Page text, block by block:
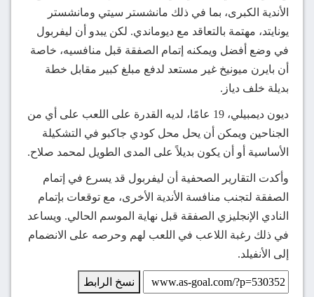
الأندية الكبرى، بما في ذلك مانشستر سيتي ومانشستر
يونايتد، مهتمة بالتعاقد مع ديوماندي. لكن يبدو أن ليفربول
في وضع أفضل ويمكنه إتمام الصفقة قبل منافسيه، خاصة
أن بايرن ميونيخ غير مستعد لدفع مبلغ كبير مقابل خطة
بديلة خلف دياز.
ديون ديمبيلي، 19 عامًا، لديه القدرة على اللعب على أي من
الجناحين ويمكن أن يحل محل كودي جاكبو في التشكيلة
الأساسية أو أن يكون بديلاً على المدى الطويل لمحمد صلاح.
وأكدت التقارير الصحفية أن ليفربول قد يسرع في إتمام
الصفقة لتجنب منافسة الأندية الأخرى، مع توقعات بإتمام
النادي الإنجليزي الصفقة قبل نهاية الموسم الحالي. ويساعد
في ذلك رغبة اللاعب في اللعب لهم وحرصه على الانضمام
إلى الأنفيلد.
نسخ الرابط